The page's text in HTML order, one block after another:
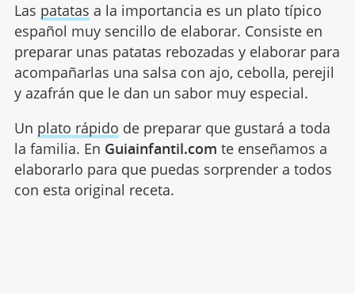
Las patatas a la importancia es un plato típico
español muy sencillo de elaborar. Consiste en
preparar unas patatas rebozadas y elaborar para
acompañarlas una salsa con ajo, cebolla, perejil
y azafrán que le dan un sabor muy especial.
Un plato rápido de preparar que gustará a toda
la familia. En Guiainfantil.com te enseñamos a
elaborarlo para que puedas sorprender a todos
con esta original receta.